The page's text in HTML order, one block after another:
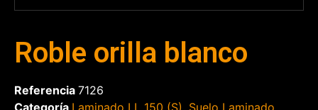
Roble orilla blanco
Referencia 7126